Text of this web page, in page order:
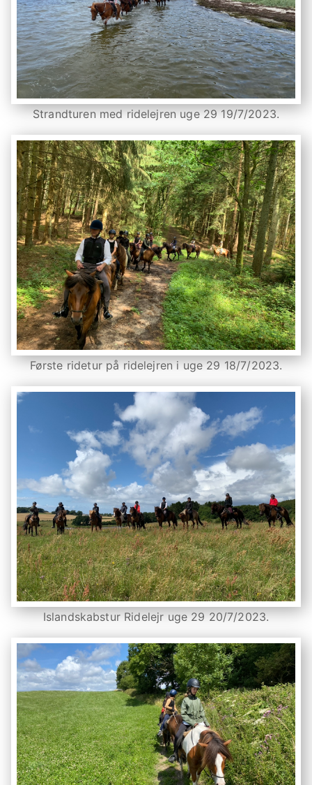
Strandturen med ridelejren uge 29 19/7/2023.
Første ridetur på ridelejren i uge 29 18/7/2023.
Islandskabstur Ridelejr uge 29 20/7/2023.